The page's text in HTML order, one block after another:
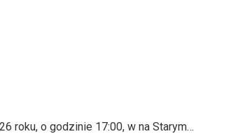
roku, o godzinie 17:00, w na Starym…